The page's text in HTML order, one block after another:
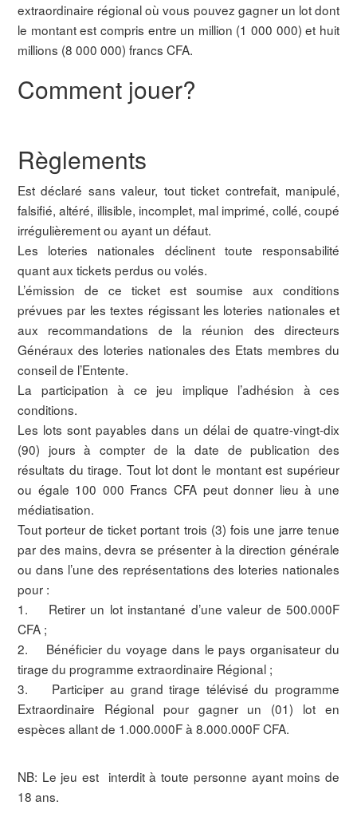
extraordinaire régional où vous pouvez gagner un lot dont
le montant est compris entre un million (1 000 000) et huit
millions (8 000 000) francs CFA.
Comment jouer?
Règlements
Est déclaré sans valeur, tout ticket contrefait, manipulé,
falsifié, altéré, illisible, incomplet, mal imprimé, collé, coupé
irrégulièrement ou ayant un défaut.
Les loteries nationales déclinent toute responsabilité
quant aux tickets perdus ou volés.
L’émission de ce ticket est soumise aux conditions
prévues par les textes régissant les loteries nationales et
aux recommandations de la réunion des directeurs
Généraux des loteries nationales des Etats membres du
conseil de l’Entente.
La participation à ce jeu implique l’adhésion à ces
conditions.
Les lots sont payables dans un délai de quatre-vingt-dix
(90) jours à compter de la date de publication des
résultats du tirage. Tout lot dont le montant est supérieur
ou égale 100 000 Francs CFA peut donner lieu à une
médiatisation.
Tout porteur de ticket portant trois (3) fois une jarre tenue
par des mains, devra se présenter à la direction générale
ou dans l’une des représentations des loteries nationales
pour :
1. Retirer un lot instantané d’une valeur de 500.000F
CFA ;
2. Bénéficier du voyage dans le pays organisateur du
tirage du programme extraordinaire Régional ;
3. Participer au grand tirage télévisé du programme
Extraordinaire Régional pour gagner un (01) lot en
espèces allant de 1.000.000F à 8.000.000F CFA.
NB: Le jeu est interdit à toute personne ayant moins de
18 ans.